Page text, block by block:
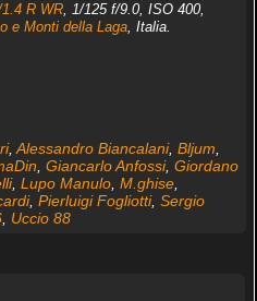
R WR, 1/125 f/9.0, ISO 400,
e Monti della Laga, Italia.
, Alessandro Biancalani, Bljum
Giancarlo Anfossi, Giordano
, Lupo Manulo, M.ghise,
, Pierluigi Fogliotti, Sergio
, Uccio 88